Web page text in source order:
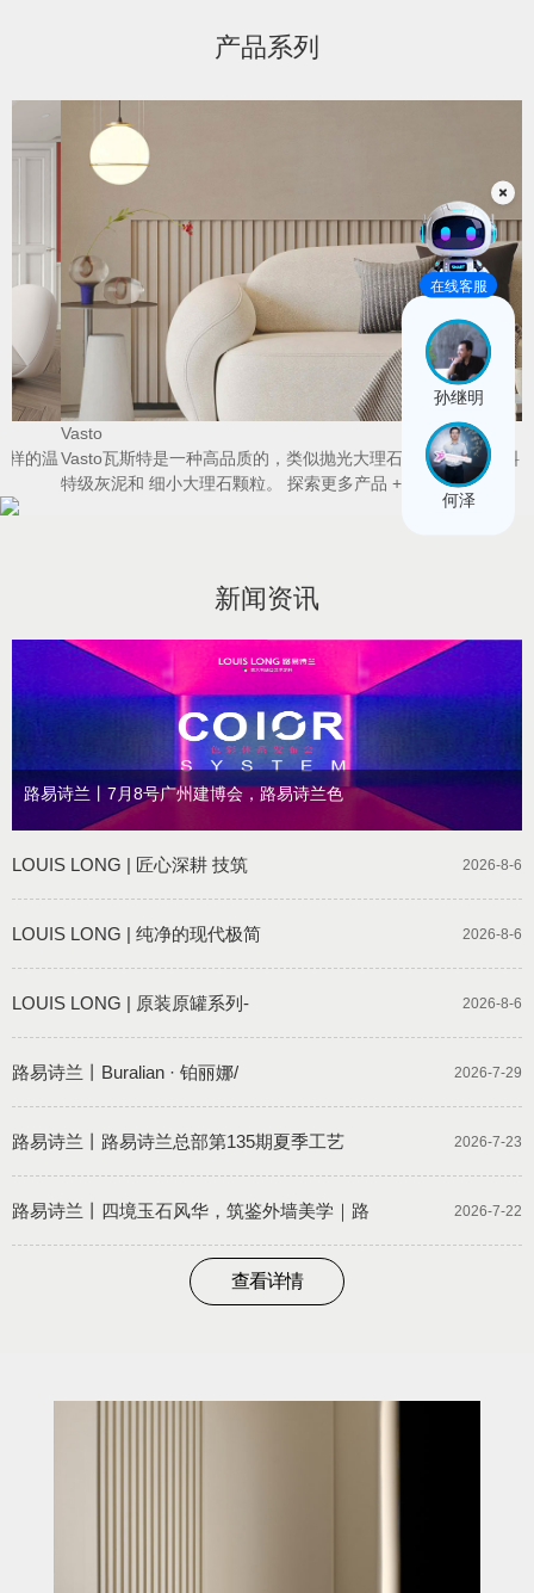
产品系列
Vasto瓦斯特是一种高品质的，类似抛光大理石效果的高级涂料，含有
特级灰泥和 细小大理石颗粒。 探索更多产品 +
新闻资讯
路易诗兰丨7月8号广州建博会，路易诗兰色
2026-8-6
LOUIS LONG | 匠心深耕 技筑
2026-8-6
LOUIS LONG | 纯净的现代极简
2026-8-6
LOUIS LONG | 原装原罐系列-
2026-7-29
路易诗兰丨Buralian · 铂丽娜/
2026-7-23
路易诗兰丨路易诗兰总部第135期夏季工艺
2026-7-22
路易诗兰丨四境玉石风华，筑鉴外墙美学｜路
查看详情
在线客服
孙继明
何泽